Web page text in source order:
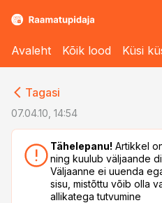
Avaleht Kõik lood Küsi
Tagasi
07.04.10, 14:54
Tähelepanu! Artikkel
ning kuulub väljaande
Väljaanne ei uuenda
sisu, mistõttu võib olla
allikatega tutvumine